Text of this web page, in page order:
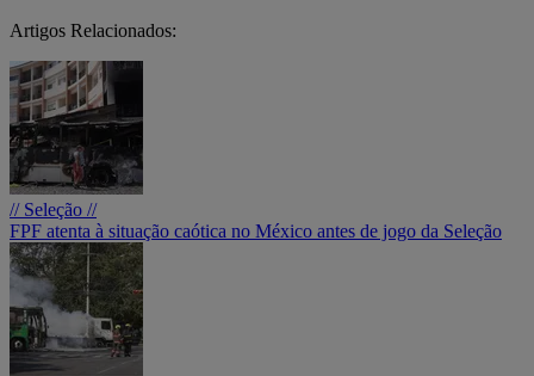
Artigos Relacionados:
// Seleção //
FPF atenta à situação caótica no México antes de jogo da Seleção